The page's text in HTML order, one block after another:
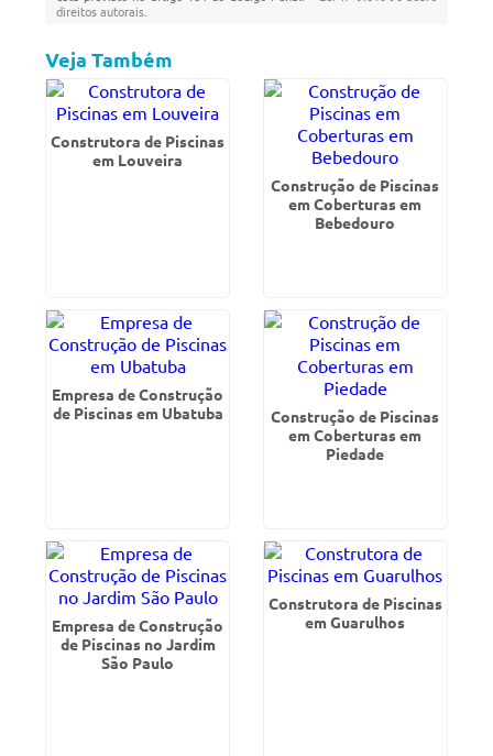
direitos autorais
Veja Também
Construtora de Piscinas
em Louveira
Construção de Piscinas
em Coberturas em
Bebedouro
Empresa de Construção
de Piscinas em Ubatuba
Construção de Piscinas
em Coberturas em
Piedade
Empresa de Construção
de Piscinas no Jardim
São Paulo
Construtora de Piscinas
em Guarulhos